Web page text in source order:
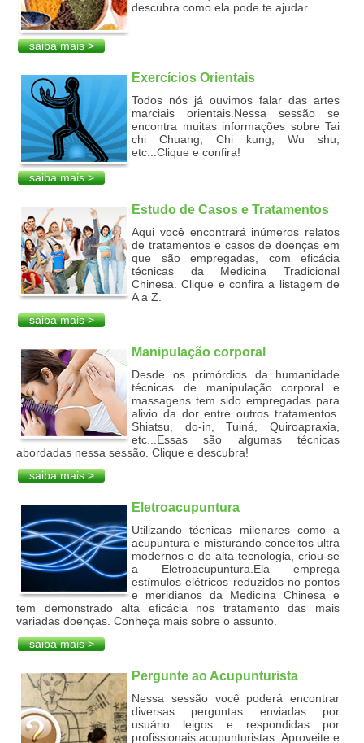
descubra como ela pode te ajudar.
saiba mais >
Exercícios Orientais
Todos nós já ouvimos falar das artes
marciais orientais.Nessa sessão se
encontra muitas informações sobre Tai
chi Chuang, Chi kung, Wu shu,
etc...Clique e confira!
saiba mais >
Estudo de Casos e Tratamentos
Aqui você encontrará inúmeros relatos
de tratamentos e casos de doenças em
que são empregadas, com eficácia
técnicas da Medicina Tradicional
Chinesa. Clique e confira a listagem de
A a Z.
saiba mais >
Manipulação corporal
Desde os primórdios da humanidade
técnicas de manipulação corporal e
massagens tem sido empregadas para
alivio da dor entre outros tratamentos.
Shiatsu, do-in, Tuiná, Quiroapraxia,
etc...Essas são algumas técnicas
abordadas nessa sessão. Clique e descubra!
saiba mais >
Eletroacupuntura
Utilizando técnicas milenares como a
acupuntura e misturando conceitos ultra
modernos e de alta tecnologia, criou-se
a Eletroacupuntura.Ela emprega
estímulos elétricos reduzidos no pontos
e meridianos da Medicina Chinesa e
tem demonstrado alta eficácia nos tratamento das mais
variadas doenças. Conheça mais sobre o assunto.
saiba mais >
Pergunte ao Acupunturista
Nessa sessão você poderá encontrar
diversas perguntas enviadas por
usuário leigos e respondidas por
profissionais acupunturistas. Aproveite e